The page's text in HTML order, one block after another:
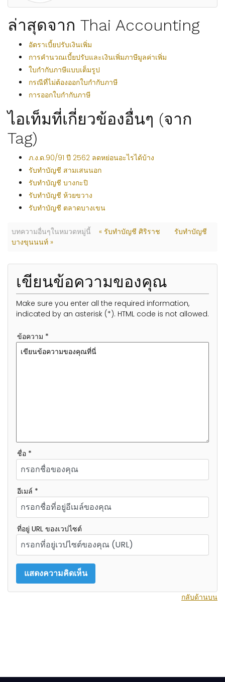
ล่าสุดจาก Thai Accounting
อัตราเบี้ยปรับเงินเพิ่ม
การคำนวณเบี้ยปรับและเงินเพิ่มภาษีมูลค่าเพิ่ม
ใบกำกับภาษีแบบเต็มรูป
กรณีที่ไม่ต้องออกใบกำกับภาษี
การออกใบกำกับภาษี
ไอเท็มที่เกี่ยวข้องอื่นๆ (จาก
Tag)
ภ.ง.ด.90/91 ปี 2562 ลดหย่อนอะไรได้บ้าง
รับทำบัญชี สามเสนนอก
รับทำบัญชี บางกะปิ
รับทำบัญชี ห้วยขวาง
รับทำบัญชี ตลาดบางเขน
บทความอื่นๆในหมวดหมู่นี้ « รับทำบัญชี ศิริราช
รับทำบัญชี
บางขุนนนท์ »
เขียนข้อความของคุณ
Make sure you enter all the required information,
indicated by an asterisk (*). HTML code is not allowed.
ข้อความ *
ชื่อ *
อีเมล์ *
ที่อยู่ URL ของเวปไซต์
กลับด้านบน